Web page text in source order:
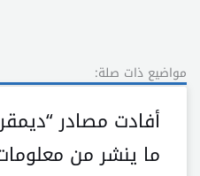
مواضيع ذات صلة:
أفادت مصادر
ما ينشر من